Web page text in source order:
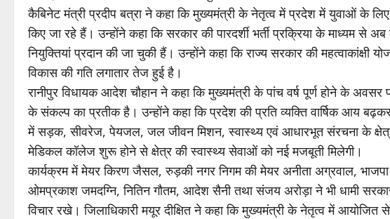
कैबिनेट मंत्री प्रदीप बत्रा ने कहा कि मुख्यमंत्री के नेतृत्व में प्रदेश में युवाओं के
किए जा रहे हैं। उन्होंने कहा कि सरकार की पारदर्शी भर्ती प्रक्रिया के माध्यम से
नियुक्तियां प्रदान की जा चुकी हैं। उन्होंने कहा कि राज्य सरकार की
विकास की गति लगातार तेज हुई है।
रानीपुर विधायक आदेश चौहान ने कहा कि मुख्यमंत्री के पांच वर्ष पूर्ण होने के
के संकल्प का प्रतीक है। उन्होंने कहा कि प्रदेश की प्रति व्यक्ति वार्षिक आय
में सड़क, सीवरेज, पेयजल, जल जीवन मिशन, स्वास्थ्य एवं आधारभूत संरचना के
मेडिकल कॉलेज शुरू होने से क्षेत्र की स्वास्थ्य सेवाओं को नई मजबूती मिलेगी।
कार्यक्रम में मेयर किरण जैसल, रुड़की नगर निगम की मेयर अनीता अग्रवाल, भाजपा
ओमप्रकाश जमदग्नि, नितिन गौतम, आदेश सैनी तथा संजय अरोड़ा ने भी धामी
विचार रखे। जिलाधिकारी मयूर दीक्षित ने कहा कि मुख्यमंत्री के नेतृत्व में